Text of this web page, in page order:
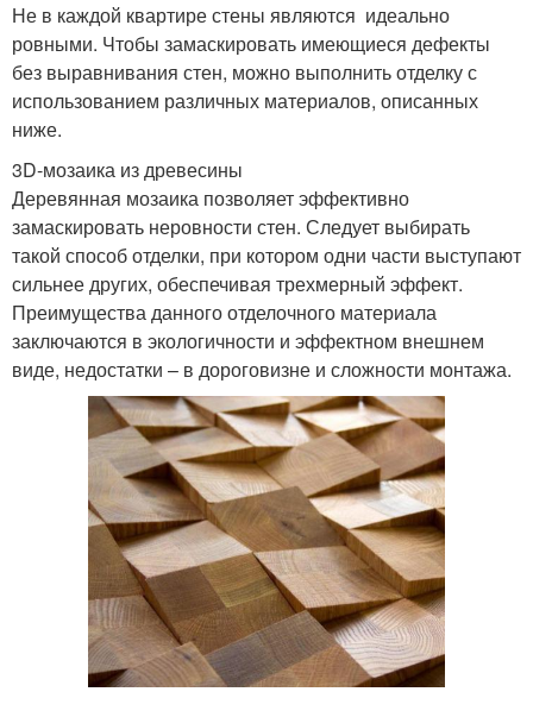
Не в каждой квартире стены являются идеально
ровными. Чтобы замаскировать имеющиеся дефекты
без выравнивания стен, можно выполнить отделку с
использованием различных материалов, описанных
ниже.
3D-мозаика из древесины
Деревянная мозаика позволяет эффективно
замаскировать неровности стен. Следует выбирать
такой способ отделки, при котором одни части выступают
сильнее других, обеспечивая трехмерный эффект.
Преимущества данного отделочного материала
заключаются в экологичности и эффектном внешнем
виде, недостатки – в дороговизне и сложности монтажа.